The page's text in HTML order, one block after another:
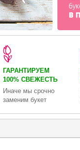
ГАРАНТИРУЕМ
100% СВЕЖЕСТЬ
Иначе мы срочно
заменим букет